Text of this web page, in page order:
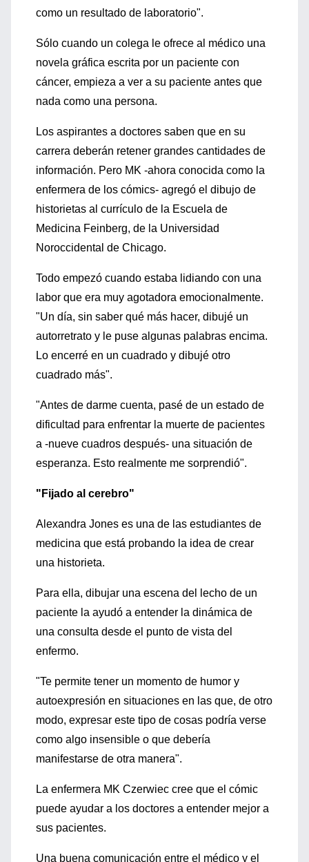
como un resultado de laboratorio".
Sólo cuando un colega le ofrece al médico una
novela gráfica escrita por un paciente con
cáncer, empieza a ver a su paciente antes que
nada como una persona.
Los aspirantes a doctores saben que en su
carrera deberán retener grandes cantidades de
información. Pero MK -ahora conocida como la
enfermera de los cómics- agregó el dibujo de
historietas al currículo de la Escuela de
Medicina Feinberg, de la Universidad
Noroccidental de Chicago.
Todo empezó cuando estaba lidiando con una
labor que era muy agotadora emocionalmente.
"Un día, sin saber qué más hacer, dibujé un
autorretrato y le puse algunas palabras encima.
Lo encerré en un cuadrado y dibujé otro
cuadrado más".
"Antes de darme cuenta, pasé de un estado de
dificultad para enfrentar la muerte de pacientes
a -nueve cuadros después- una situación de
esperanza. Esto realmente me sorprendió".
"Fijado al cerebro"
Alexandra Jones es una de las estudiantes de
medicina que está probando la idea de crear
una historieta.
Para ella, dibujar una escena del lecho de un
paciente la ayudó a entender la dinámica de
una consulta desde el punto de vista del
enfermo.
"Te permite tener un momento de humor y
autoexpresión en situaciones en las que, de otro
modo, expresar este tipo de cosas podría verse
como algo insensible o que debería
manifestarse de otra manera".
La enfermera MK Czerwiec cree que el cómic
puede ayudar a los doctores a entender mejor a
sus pacientes.
Una buena comunicación entre el médico y el